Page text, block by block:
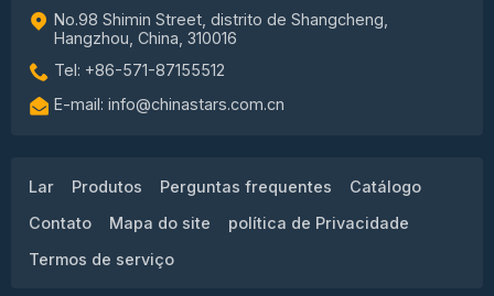
No.98 Shimin Street, distrito de Shangcheng,
Hangzhou, China, 310016
Tel: +86-571-87155512
E-mail: info@chinastars.com.cn
Lar Produtos Perguntas frequentes
Catálogo
Contato
Mapa do site
política de Privacidade
Termos de serviço